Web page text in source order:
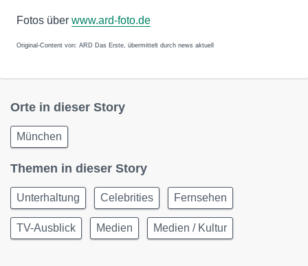
Fotos über www.ard-foto.de
Original-Content von: ARD Das Erste, übermittelt durch news aktuell
Orte in dieser Story
München
Themen in dieser Story
Unterhaltung Celebrities Fernsehen
TV-Ausblick Medien Medien / Kultur